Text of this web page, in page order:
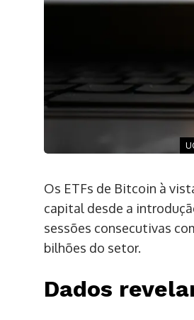
Os ETFs de Bitcoin à
capital desde a
sessões consecutivas
bilhões do setor.
Dados